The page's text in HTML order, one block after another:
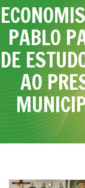
PABLO
DE
AO